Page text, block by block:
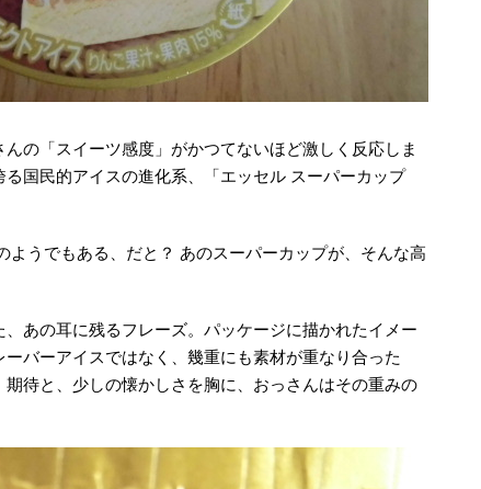
の「スイーツ感度」がかつてないほど激しく反応しま
国民的アイスの進化系、「エッセル スーパーカップ
うでもある、だと？ あのスーパーカップが、そんな高
あの耳に残るフレーズ。パッケージに描かれたイメー
バーアイスではなく、幾重にも素材が重なり合った
期待と、少しの懐かしさを胸に、おっさんはその重みの